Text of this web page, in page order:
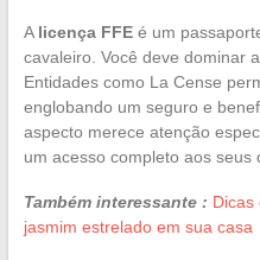
A licença FFEé um
cavaleiro. Você deve dominar
Entidades como La Cense
englobando um seguro e
aspecto merece atenção
um acesso completo aos seus
Também interessante : Dicas
jasmim estrelado em sua casa